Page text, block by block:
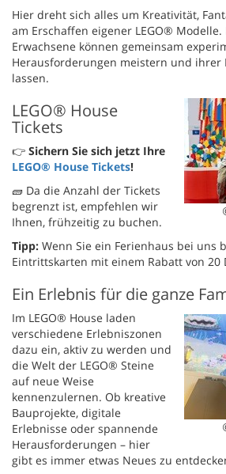
Hier dreht sich alles um Kreativität,
am Erschaffen eigener LEGO®
Erwachsene können gemeinsam
Herausforderungen meistern und ihrer
lassen.
LEGO® House
Tickets
👉 Sichern Sie sich jetzt Ihre
LEGO® House Tickets!
🧱 Da die Anzahl der Tickets
begrenzt ist, empfehlen wir
Ihnen, frühzeitig zu buchen.
Tipp: Wenn Sie ein Ferienhaus bei uns
Eintrittskarten mit einem Rabatt von 20
Ein Erlebnis für die ganze
Im LEGO® House laden
verschiedene Erlebniszonen
dazu ein, aktiv zu werden und
die Welt der LEGO® Steine
auf neue Weise
kennenzulernen. Ob kreative
Bauprojekte, digitale
Erlebnisse oder spannende
Herausforderungen – hier
gibt es immer etwas Neues zu